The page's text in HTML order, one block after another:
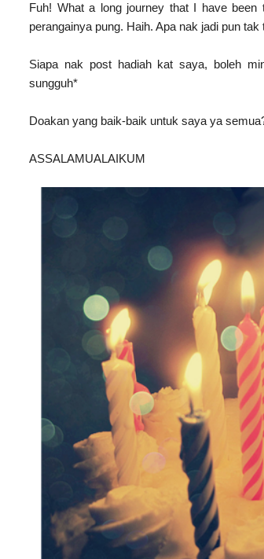
Fuh! What a long journey that I have been
perangainya pung. Haih. Apa nak jadi pun tak
Siapa nak post hadiah kat saya, boleh
sungguh*
Doakan yang baik-baik untuk saya ya
ASSALAMUALAIKUM